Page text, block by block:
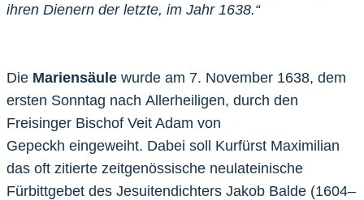
ihren Dienern der letzte, im Jahr 1638.“
Die Mariensäule wurde am 7. November 1638, dem
ersten Sonntag nach Allerheiligen, durch den
Freisinger Bischof Veit Adam von
Gepeckh eingeweiht. Dabei soll Kurfürst Maximilian
das oft zitierte zeitgenössische neulateinische
Fürbittgebet des Jesuitendichters Jakob Balde (1604–